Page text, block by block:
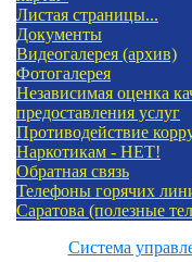
Листая страницы...
Документы
Видеогалерея (архив)
Фотогалерея
Независимая оценка
предоставления услуг
Противодействие
Наркотикам - НЕТ!
Обратная связь
Телефоны горячих
Саратова (полезные
Система